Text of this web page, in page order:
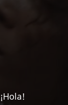
¡Hola!